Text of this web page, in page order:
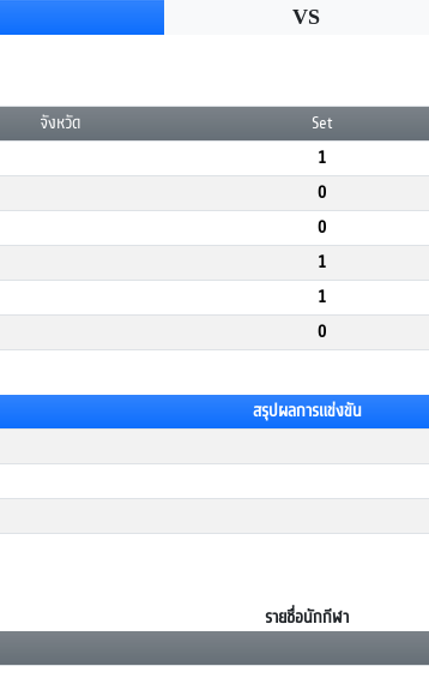
VS
จังหวัด Set
1
0
0
1
1
0
สรุปผลการแข่งขัน
รายชื่อนักกีฬา